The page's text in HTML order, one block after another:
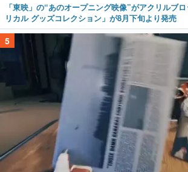
「東映」の“あのオープニング映像”がアクリルブ
リカル グッズコレクション」が8月下旬より発売
5